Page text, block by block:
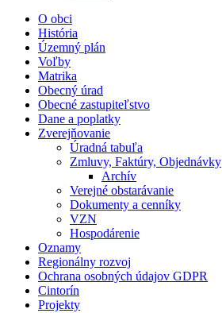
O obci
História
Územný plán
Voľby
Matrika
Obecný úrad
Obecné zastupiteľstvo
Dane a poplatky
Zverejňovanie
Úradná tabuľa
Zmluvy, Faktúry, Objednávky
Archív
Verejné obstarávanie
Dokumenty a cenníky
VZN
Hospodárenie
Oznamy
Regionálny rozvoj
Ochrana osobných údajov GDPR
Cintorín
Projekty